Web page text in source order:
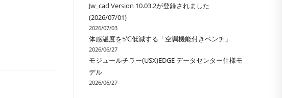
Jw_cad Version 10.03.2が登録されました
(2026/07/01)
2026/07/03
体感温度を5℃低減する「空調機能付きベンチ」
2026/06/27
モジュールチラー(USX)EDGE データセンター仕様モ
デル
2026/06/27